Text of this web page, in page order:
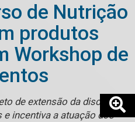
de Nutrição
produtos
Workshop de
de extensão da disciplina
incentiva a atuação dos